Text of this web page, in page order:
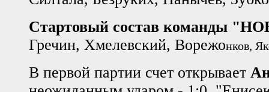
Стартовый состав команды
Гречин, Хмелевский, Ворежонков,
В первой партии счет открывает